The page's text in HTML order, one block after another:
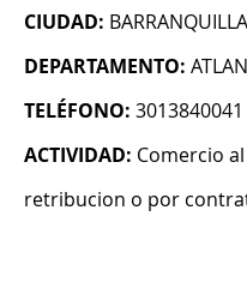
CIUDAD: BARRANQUILLA
DEPARTAMENTO:
TELÉFONO: 3013840041
ACTIVIDAD: Comercio
retribucion o por